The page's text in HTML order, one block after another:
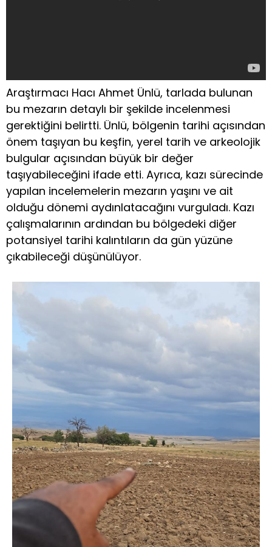
Araştırmacı Hacı Ahmet Ünlü, tarlada bulunan
bu mezarın detaylı bir şekilde incelenmesi
gerektiğini belirtti. Ünlü, bölgenin tarihi açısından
önem taşıyan bu keşfin, yerel tarih ve arkeolojik
bulgular açısından büyük bir değer
taşıyabileceğini ifade etti. Ayrıca, kazı sürecinde
yapılan incelemelerin mezarın yaşını ve ait
olduğu dönemi aydınlatacağını vurguladı. Kazı
çalışmalarının ardından bu bölgedeki diğer
potansiyel tarihi kalıntıların da gün yüzüne
çıkabileceği düşünülüyor.